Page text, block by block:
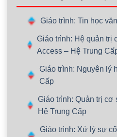
Giáo trình: Tin học
Giáo trình: Hệ quản trị
Access – Hệ Trung
Giáo trình: Nguyên lý
Cấp
Giáo trình: Quản trị
Hệ Trung Cấp
Giáo trình: Xử lý sự